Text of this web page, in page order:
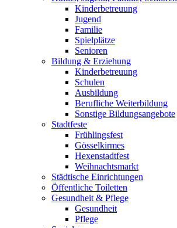
Kinderbetreuung
Jugend
Familie
Spielplätze
Senioren
Bildung & Erziehung
Kinderbetreuung
Schulen
Ausbildung
Berufliche Weiterbildung
Sonstige Bildungsangebote
Stadtfeste
Frühlingsfest
Gösselkirmes
Hexenstadtfest
Weihnachtsmarkt
Städtische Einrichtungen
Öffentliche Toiletten
Gesundheit & Pflege
Gesundheit
Pflege